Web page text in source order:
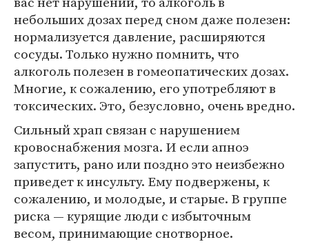
небольших дозах перед сном даже полезен:
нормализуется давление, расширяются
сосуды. Только нужно помнить, что
алкоголь полезен в гомеопатических дозах.
Многие, к сожалению, его употребляют в
токсических. Это, безусловно, очень вредно.
Сильный храп связан с нарушением
кровоснабжения мозга. И если апноэ
запустить, рано или поздно это неизбежно
приведет к инсульту. Ему подвержены, к
сожалению, и молодые, и старые. В группе
риска — курящие люди с избыточным
весом, принимающие снотворное.